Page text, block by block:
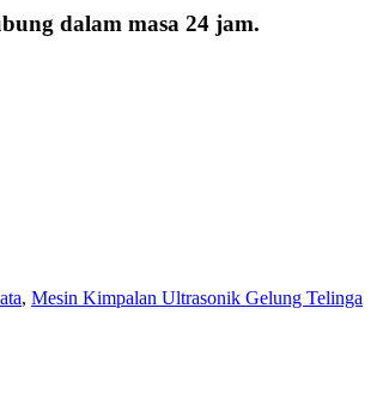
dalam masa 24 jam.
, Mesin Kimpalan Ultrasonik Gelung Telinga